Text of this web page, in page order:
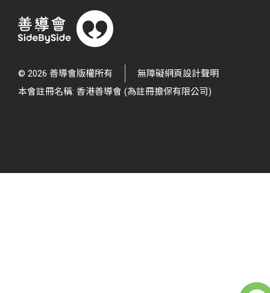
© 2026 善導會版權所有
無障礙網頁設計聲明
本會註冊名稱: 香港善導會 (為註冊擔保有限公司)